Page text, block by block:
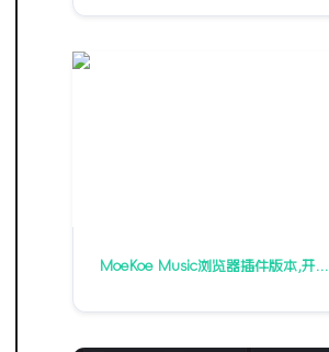
MoeKoe Music浏览器插件版本,开…